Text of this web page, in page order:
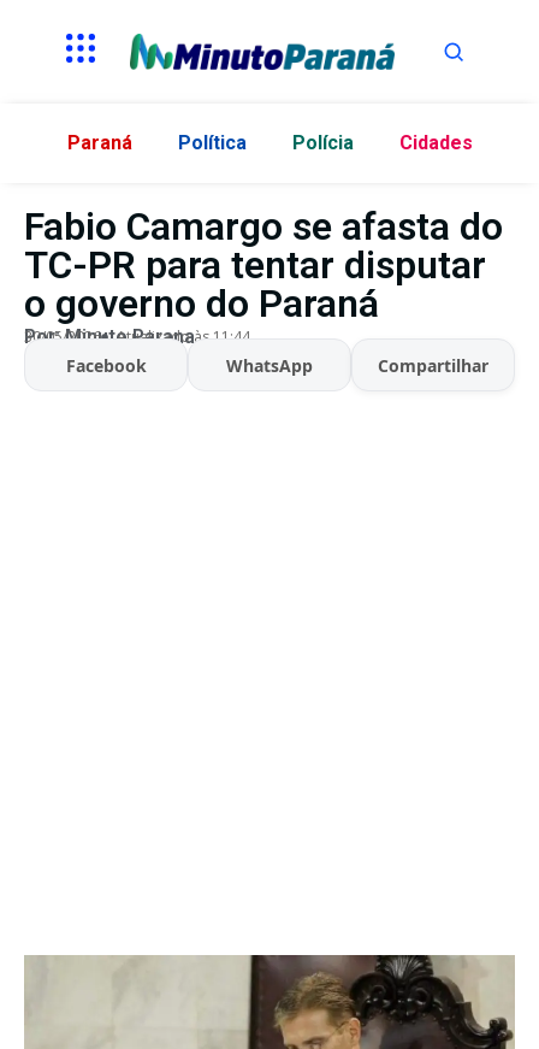
Paraná Política Polícia Cidades
Fabio Camargo se afasta do
TC-PR para tentar disputar
o governo do Paraná
Por:Minuto Parana
30/05/2026 Atualizado às 11:44
Facebook WhatsApp Compartilhar